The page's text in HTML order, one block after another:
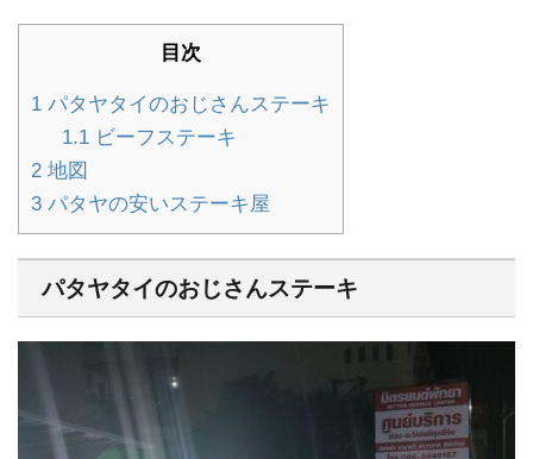
目次
1 パタヤタイのおじさんステーキ
1.1ビーフステーキ
2 地図
3 パタヤの安いステーキ屋
パタヤタイのおじさんステーキ